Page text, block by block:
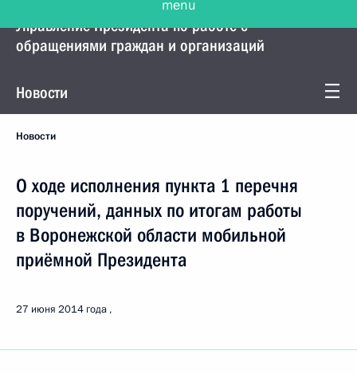
Управление Президента по работе с
обращениями граждан и организаций
Новости
Новости
О ходе исполнения пункта 1 перечня
поручений, данных по итогам работы
в Воронежской области мобильной
приёмной Президента
27 июня 2014 года